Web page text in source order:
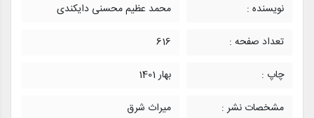
نویسنده :
محمد عظیم محسنی دایکندی
تعداد صفحه :
616
چاپ :
بهار 1401
مشخصات نشر :
میراث شرق